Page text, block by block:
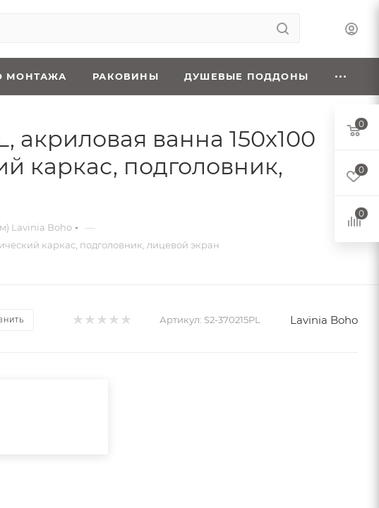
МОНТАЖА РАКОВИНЫ ДУШЕВЫЕ ПОДДОНЫ
акриловая ванна 150x100
каркас, подголовник,
Lavinia Boho —
каркас, подголовник, лицевой экран
Артикул: S2-370215PL Lavinia Boho
0
0
0